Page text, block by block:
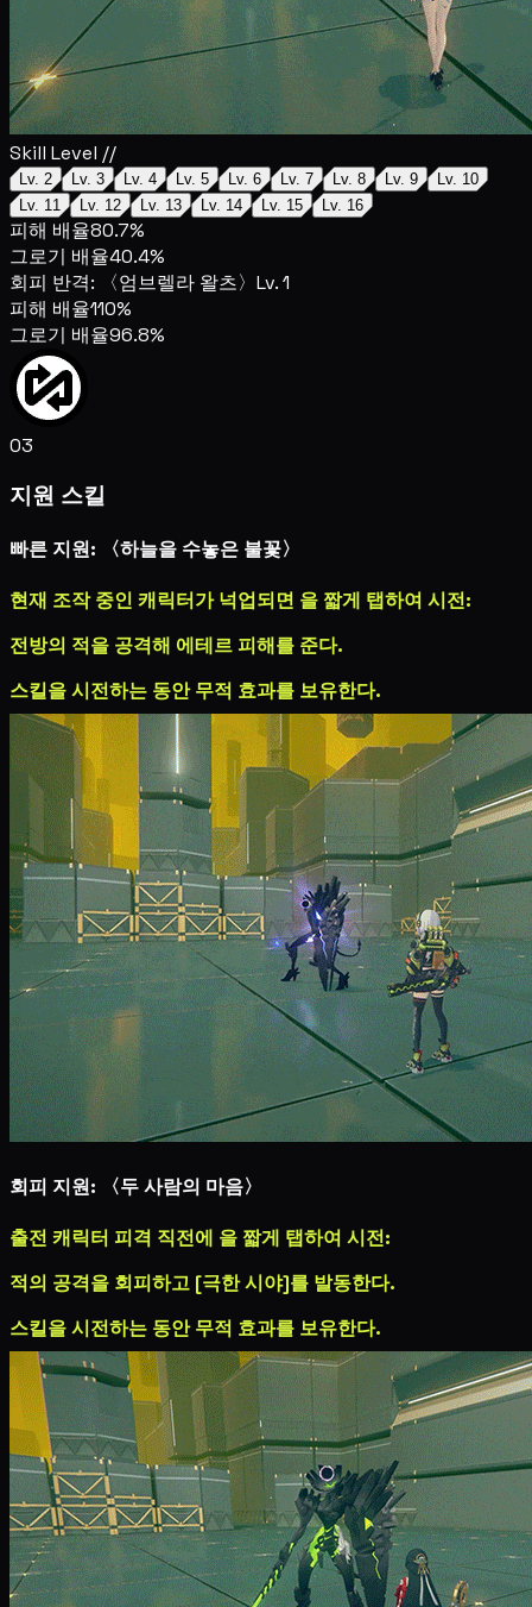
Skill Level //
Lv. 2 Lv. 3 Lv. 4 Lv. 5 Lv. 6 Lv. 7 Lv. 8 Lv. 9
Lv. 10
Lv. 11
Lv. 12 Lv. 13 Lv. 14 Lv. 15 Lv. 16
피해 배율80.7%
그로기 배율40.4%
회피 반격: 〈엄브렐라 왈츠〉 Lv. 1
피해 배율110%
그로기 배율96.8%
03
지원 스킬
빠른 지원: 〈하늘을 수놓은 불꽃〉
현재 조작 중인 캐릭터가 넉업되면 을 짧게 탭하여 시전:
전방의 적을 공격해 에테르 피해를 준다.
스킬을 시전하는 동안 무적 효과를 보유한다.
회피 지원: 〈두 사람의 마음〉
출전 캐릭터 피격 직전에 을 짧게 탭하여 시전:
적의 공격을 회피하고 [극한 시야]를 발동한다.
스킬을 시전하는 동안 무적 효과를 보유한다.